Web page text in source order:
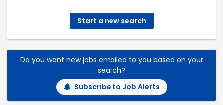
Start a new search
Do you want new jobs emailed to you based on your
search?
Subscribe to Job Alerts